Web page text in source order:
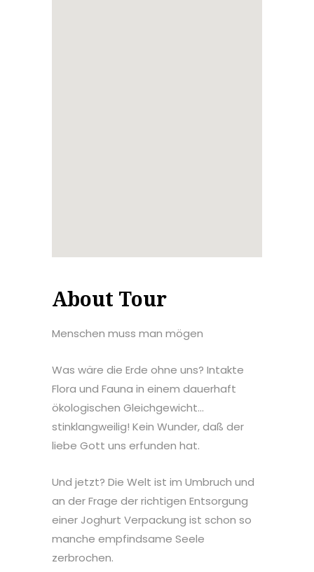
About Tour
Menschen muss man mögen
Was wäre die Erde ohne uns? Intakte
Flora und Fauna in einem dauerhaft
ökologischen Gleichgewicht…
stinklangweilig! Kein Wunder, daß der
liebe Gott uns erfunden hat.
Und jetzt? Die Welt ist im Umbruch und
an der Frage der richtigen Entsorgung
einer Joghurt Verpackung ist schon so
manche empfindsame Seele
zerbrochen.